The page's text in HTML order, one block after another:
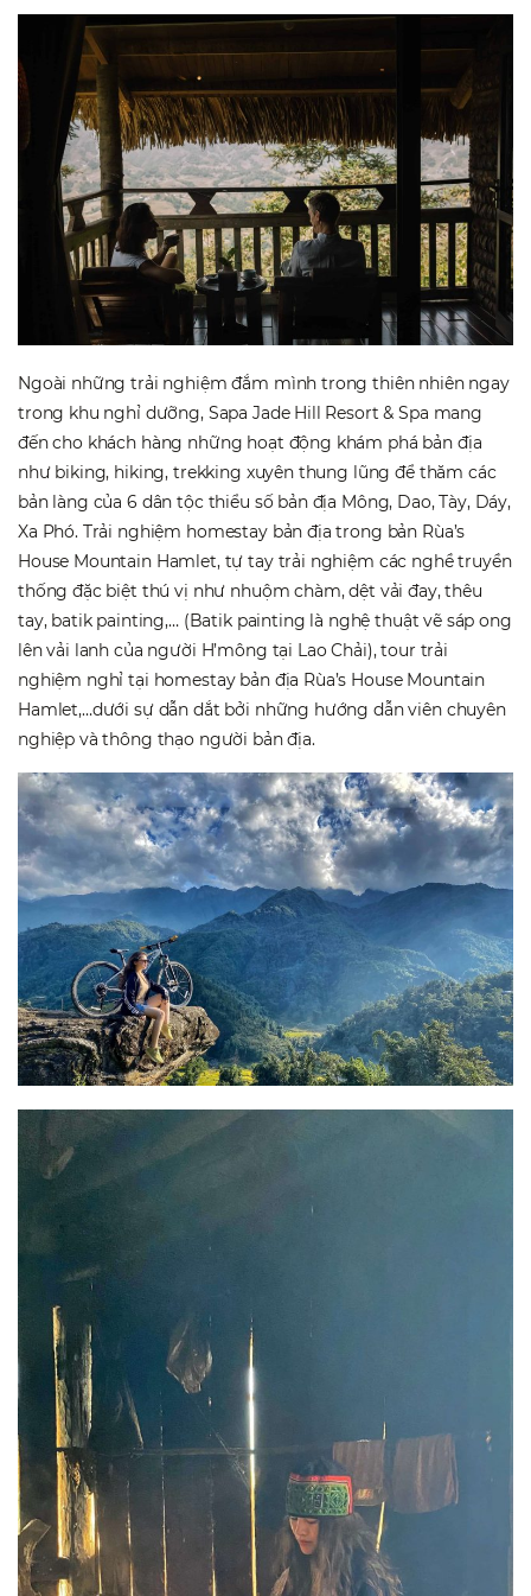
Ngoài những trải nghiệm đắm mình trong thiên nhiên ngay
trong khu nghỉ dưỡng, Sapa Jade Hill Resort & Spa mang
đến cho khách hàng những hoạt động khám phá bản địa
như biking, hiking, trekking xuyên thung lũng để thăm các
bản làng của 6 dân tộc thiểu số bản địa Mông, Dao, Tày, Dáy,
Xa Phó. Trải nghiệm homestay bản địa trong bản Rùa’s
House Mountain Hamlet, tự tay trải nghiệm các nghề truyền
thống đặc biệt thú vị như nhuộm chàm, dệt vải đay, thêu
tay, batik painting,… (Batik painting là nghệ thuật vẽ sáp ong
lên vải lanh của người H’mông tại Lao Chải), tour trải
nghiệm nghỉ tại homestay bản địa Rùa’s House Mountain
Hamlet,…dưới sự dẫn dắt bởi những hướng dẫn viên chuyên
nghiệp và thông thạo người bản địa.